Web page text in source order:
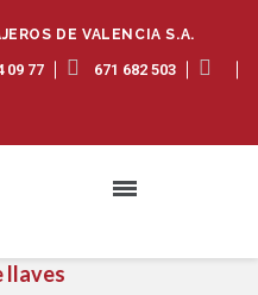
DE VALENCIA S.A.
09 77 671 682 503
llaves